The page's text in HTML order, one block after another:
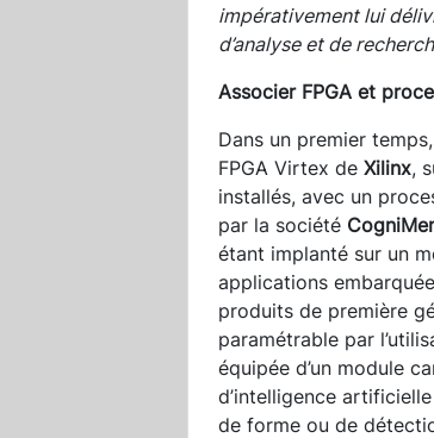
impérativement lui
d’analyse et de
Associer FPGA et
Dans un premier temps,
FPGA Virtex de Xilinx,
installés, avec un
par la société
étant implanté sur un
applications
produits de première
paramétrable par
équipée d’un module
d’intelligence
de forme ou de